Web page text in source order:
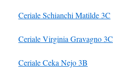
Ceriale Schianchi Matilde 3C
Ceriale Virginia Gravagno 3C
Ceriale Ceka Nejo 3B